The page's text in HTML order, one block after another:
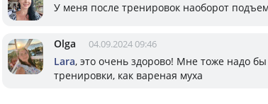
У меня после тренировок наоборот
Olga 04.09.2024 09:46
Lara, это очень здорово! Мне тоже надо
тренировки, как вареная муха